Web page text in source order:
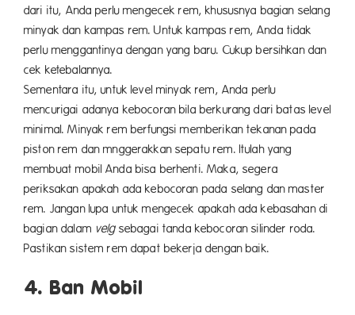
dari itu, Anda perlu mengecek rem, khususnya bagian selang
minyak dan kampas rem. Untuk kampas rem, Anda tidak
perlu menggantinya dengan yang baru. Cukup bersihkan dan
cek ketebalannya.
Sementara itu, untuk level minyak rem, Anda perlu
mencurigai adanya kebocoran bila berkurang dari batas level
minimal. Minyak rem berfungsi memberikan tekanan pada
piston rem dan mnggerakkan sepatu rem. Itulah yang
membuat mobil Anda bisa berhenti. Maka, segera
periksakan apakah ada kebocoran pada selang dan master
rem. Jangan lupa untuk mengecek apakah ada kebasahan di
bagian dalam velgsebagai tanda kebocoran silinder roda.
Pastikan sistem rem dapat bekerja dengan baik.
4. Ban Mobil